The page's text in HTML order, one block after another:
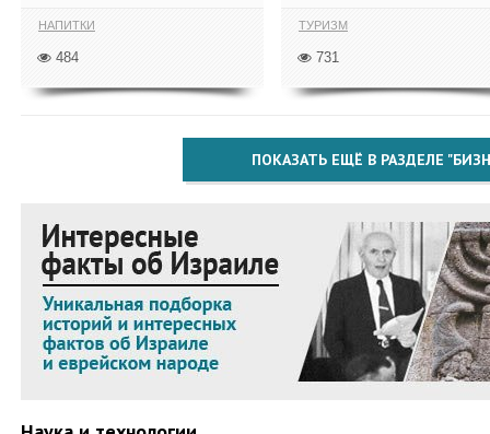
НАПИТКИ
484
ТУРИЗМ
731
ПОКАЗАТЬ ЕЩЁ В РАЗДЕЛЕ